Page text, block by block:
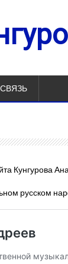
Кунгурова
русском